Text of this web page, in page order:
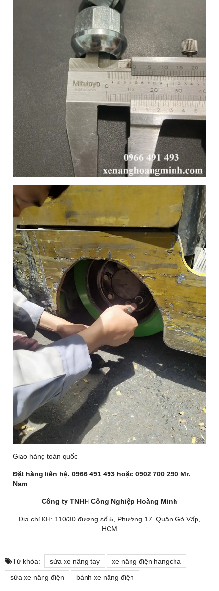
Giao hàng toàn quốc
Đặt hàng liên hệ: 0966 491 493 hoặc 0902 700 290 Mr.
Nam
Công ty TNHH Công Nghiệp Hoàng Minh
Địa chỉ KH: 110/30 đường số 5, Phường 17, Quận Gò Vấp,
HCM
Từ khóa: sửa xe nâng tay xe nâng điện hangcha
sửa xe nâng điện bánh xe nâng điện